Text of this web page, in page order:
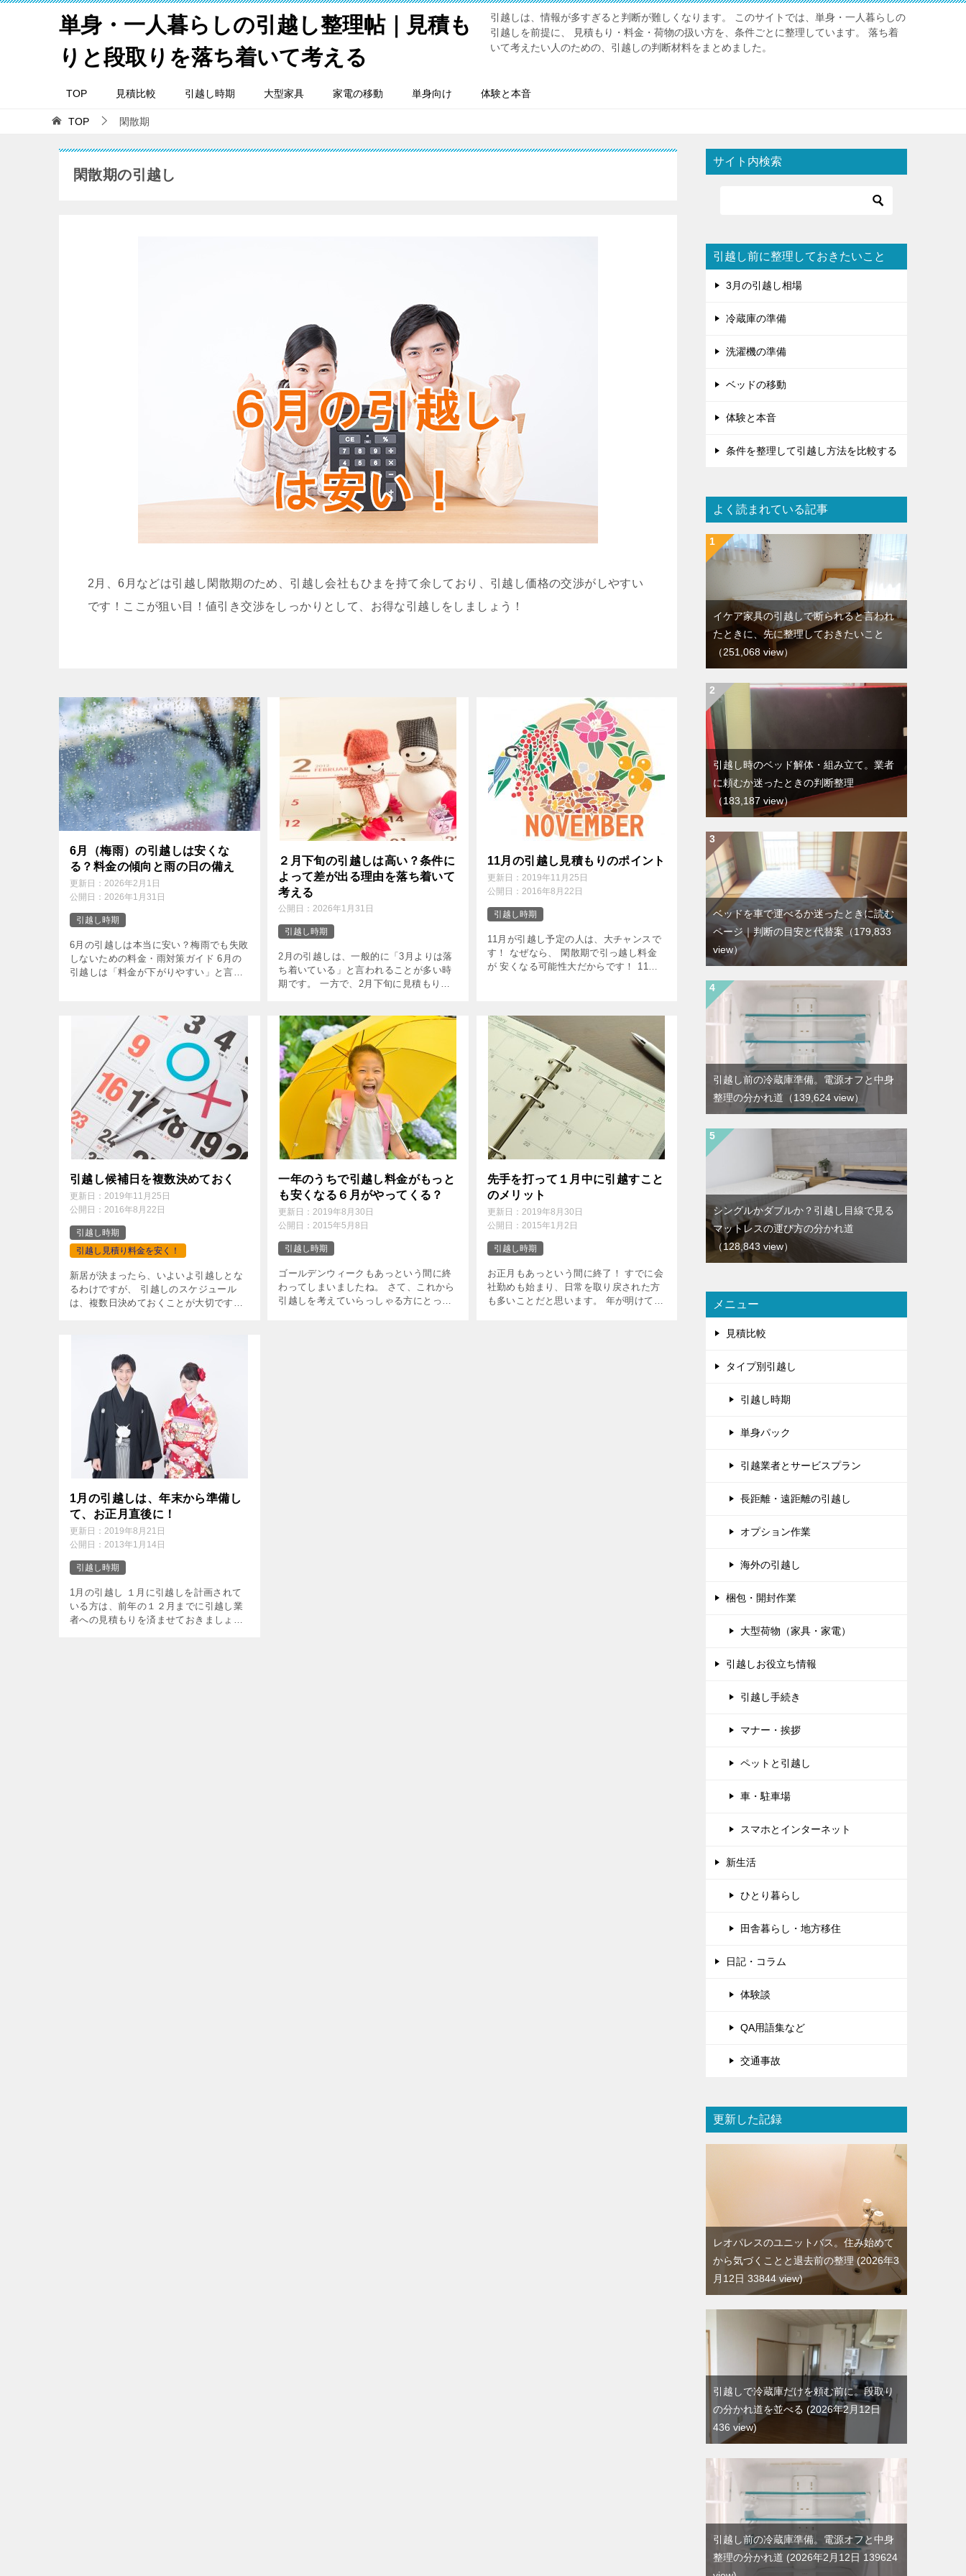
単身・一人暮らしの引越し整理帖｜見積も
りと段取りを落ち着いて考える
引越しは、情報が多すぎると判断が難しくなります。 このサイトでは、単身・一人暮らしの
引越しを前提に、 見積もり・料金・荷物の扱い方を、条件ごとに整理しています。 落ち着
いて考えたい人のための、引越しの判断材料をまとめました。
TOP 見積比較 引越し時期 大型家具 家電の移動 単身向け 体験と本音
TOP 閑散期
閑散期の引越し
2月、6月などは引越し閑散期のため、引越し会社もひまを持て余しており、引越し価格の交渉がしやすい
です！ここが狙い目！値引き交渉をしっかりとして、お得な引越しをしましょう！
6月（梅雨）の引越しは安くな
る？料金の傾向と雨の日の備え
更新日： 2026年2月1日
公開日： 2026年1月31日
引越し時期
6月の引越しは本当に安い？梅雨でも失敗
しないための料金・雨対策ガイド 6月の
引越しは「料金が下がりやすい」と言わ
不安。どちらも自然な感覚だと思いま
２月下旬の引越しは高い？条件に
よって差が出る理由を落ち着いて
考える
公開日：2026年1月31日
引越し時期
2月の引越しは、一般的に「3月よりは落
ち着いている」と言われることが多い時
期です。 一方で、2月下旬に見積もりを
もなかった」 と感じる方も少なくあ […]
11月の引越し見積もりのポイント
更新日： 2019年11月25日
公開日： 2016年8月22日
引越し時期
11月が引越し予定の人は、大チャンスで
す！ なぜなら、 閑散期で引っ越し料金
が 安くなる可能性大だからです！ 11月
引越し候補日を複数決めておく
更新日： 2019年11月25日
公開日： 2016年8月22日
引越し時期
引越し見積り料金を安く！
新居が決まったら、いよいよ引越しとな
るわけですが、 引越しのスケジュール
は、複数日決めておくことが大切です。
一年のうちで引越し料金がもっと
も安くなる６月がやってくる？
更新日：2019年8月30日
公開日：2015年5月8日
引越し時期
ゴールデンウィークもあっという間に終
わってしまいましたね。 さて、これから
引越しを考えていらっしゃる方にとって
先手を打って１月中に引越すこと
のメリット
更新日： 2019年8月30日
公開日： 2015年1月2日
引越し時期
お正月もあっという間に終了！ すでに会
社勤めも始まり、日常を取り戻された方
も多いことだと思います。 年が明けてか
1月の引越しは、年末から準備し
て、お正月直後に！
更新日： 2019年8月21日
公開日： 2013年1月14日
引越し時期
1月の引越し １月に引越しを計画されて
いる方は、前年の１２月までに引越し業
者への見積もりを済ませておきましょ
サイト内検索
引越し前に整理しておきたいこと
3月の引越し相場
冷蔵庫の準備
洗濯機の準備
ベッドの移動
体験と本音
条件を整理して引越し方法を比較する
よく読まれている記事
イケア家具の引越しで断られると言われ
たときに、先に整理しておきたいこと
（251,068 view）
引越し時のベッド解体・組み立て。業者
に頼むか迷ったときの判断整理
（183,187 view）
ベッドを車で運べるか迷ったときに読む
ページ｜判断の目安と代替案 （179,833
view）
引越し前の冷蔵庫準備。電源オフと中身
整理の分かれ道 （139,624 view）
シングルかダブルか？引越し目線で見る
マットレスの運び方の分かれ道
（128,843 view）
メニュー
見積比較
タイプ別引越し
引越し時期
単身パック
引越業者とサービスプラン
長距離・遠距離の引越し
オプション作業
海外の引越し
梱包・開封作業
大型荷物（家具・家電）
引越しお役立ち情報
引越し手続き
マナー・挨拶
ペットと引越し
車・駐車場
スマホとインターネット
新生活
ひとり暮らし
田舎暮らし・地方移住
日記・コラム
体験談
QA用語集など
交通事故
更新した記録
レオパレスのユニットバス。住み始めて
から気づくことと退去前の整理
2026年3
月12日 33844 view
引越しで冷蔵庫だけを頼む前に。段取り
の分かれ道を並べる
2026年2月12日
436 view
引越し前の冷蔵庫準備。電源オフと中身
整理の分かれ道
2026年2月12日 139624